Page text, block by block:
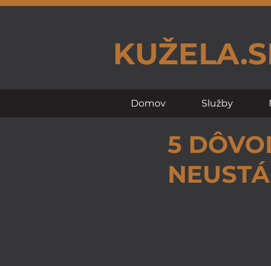
Domov Služby
5